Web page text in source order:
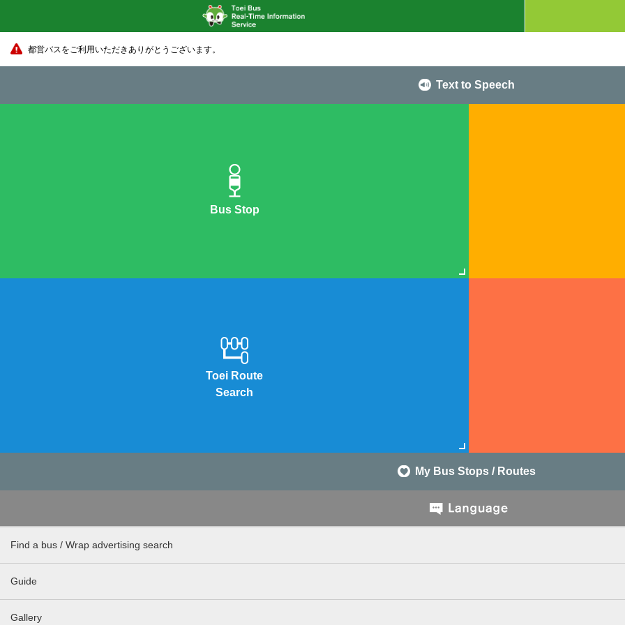
都営バスをご利用いただきありがとうございます。
Text to Speech
Bus Stop
Toei Route
Search
My Bus Stops / Routes
Find a bus / Wrap advertising search
Guide
Gallery